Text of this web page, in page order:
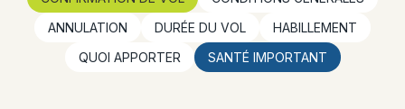
ANNULATION
DURÉE DU VOL
HABILLEMENT
QUOI APPORTER
SANTÉ IMPORTANT